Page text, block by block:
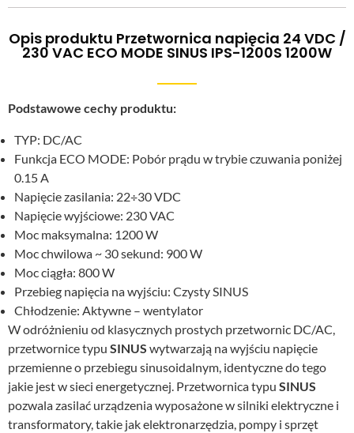
Opis produktu Przetwornica napięcia 24 VDC /
230 VAC ECO MODE SINUS IPS-1200S 1200W
Podstawowe cechy produktu:
TYP: DC/AC
Funkcja ECO MODE: Pobór prądu w trybie czuwania poniżej
0.15 A
Napięcie zasilania: 22÷30 VDC
Napięcie wyjściowe: 230 VAC
Moc maksymalna: 1200 W
Moc chwilowa ~ 30 sekund: 900 W
Moc ciągła: 800 W
Przebieg napięcia na wyjściu: Czysty SINUS
Chłodzenie: Aktywne – wentylator
W odróżnieniu od klasycznych prostych przetwornic DC/AC,
przetwornice typu SINUS wytwarzają na wyjściu napięcie
przemienne o przebiegu sinusoidalnym, identyczne do tego
jakie jest w sieci energetycznej. Przetwornica typu SINUS
pozwala zasilać urządzenia wyposażone w silniki elektryczne i
transformatory, takie jak elektronarzędzia, pompy i sprzęt